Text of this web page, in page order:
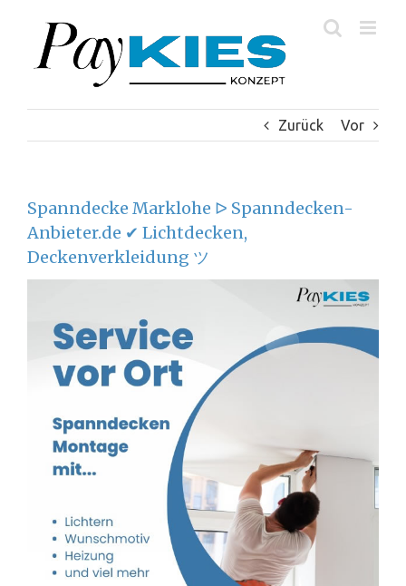
springen
Zurück Vor
Spanndecke Marklohe ᐅ Spanndecken-
Anbieter.de ✔ Lichtdecken,
Deckenverkleidung ツ